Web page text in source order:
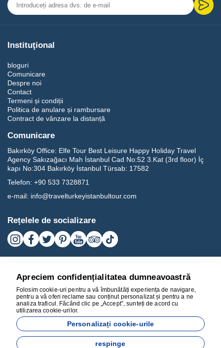
Instituţional
bloguri
Comunicare
Despre noi
Contact
Termeni și condiții
Politica de anulare și rambursare
Contract de vânzare la distanță
Comunicare
Bakırköy Office: Elfe Tour Best Leisure Happy Holiday Travel
Agency Sakızağacı Mah İstanbul Cad No:52 3.Kat (3rd floor) İç
kapı No:304 Bakırköy İstanbul Türsab: 17582
Telefon: +90 533 7328871
e-mail: info@travelturkeyistanbultour.com
Rețelele de socializare
BEST LEISURE HAPPY HOLIDAY TRAVEL AGENCY - 17582
Apreciem confidențialitatea dumneavoastră
Folosim cookie-uri pentru a vă îmbunătăți experiența de navigare,
pentru a vă oferi reclame sau conținut personalizat și pentru a ne
analiza traficul. Făcând clic pe „Accept”, sunteți de acord cu
utilizarea cookie-urilor.
Personalizați cookie-urile
respinge